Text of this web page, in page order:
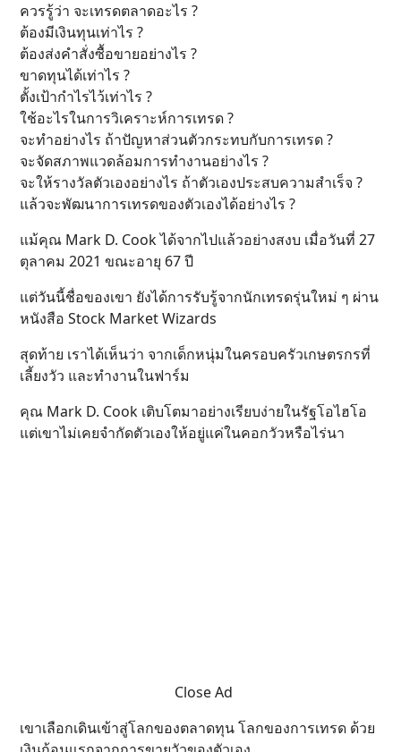
ควรรู้ว่า จะเทรดตลาดอะไร ?
ต้องมีเงินทุนเท่าไร ?
ต้องส่งคำสั่งซื้อขายอย่างไร ?
ขาดทุนได้เท่าไร ?
ตั้งเป้ากำไรไว้เท่าไร ?
ใช้อะไรในการวิเคราะห์การเทรด ?
จะทำอย่างไร ถ้าปัญหาส่วนตัวกระทบกับการเทรด ?
จะจัดสภาพแวดล้อมการทำงานอย่างไร ?
จะให้รางวัลตัวเองอย่างไร ถ้าตัวเองประสบความสำเร็จ ?
แล้วจะพัฒนาการเทรดของตัวเองได้อย่างไร ?
แม้คุณ Mark D. Cook ได้จากไปแล้วอย่างสงบ เมื่อวันที่ 27
ตุลาคม 2021 ขณะอายุ 67 ปี
แต่วันนี้ชื่อของเขา ยังได้การรับรู้จากนักเทรดรุ่นใหม่ ๆ ผ่าน
หนังสือ Stock Market Wizards
สุดท้าย เราได้เห็นว่า จากเด็กหนุ่มในครอบครัวเกษตรกรที่
เลี้ยงวัว และทำงานในฟาร์ม
คุณ Mark D. Cook เติบโตมาอย่างเรียบง่ายในรัฐโอไฮโอ
แต่เขาไม่เคยจำกัดตัวเองให้อยู่แค่ในคอกวัวหรือไร่นา
Close Ad
เขาเลือกเดินเข้าสู่โลกของตลาดทุน โลกของการเทรด ด้วย